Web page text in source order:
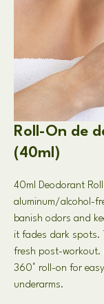
Roll-On de
(40ml)
40ml Deodorant
aluminum/alcohol-
banish odors and
it fades dark spots.
fresh post-workout.
360° roll-on for easy
underarms.